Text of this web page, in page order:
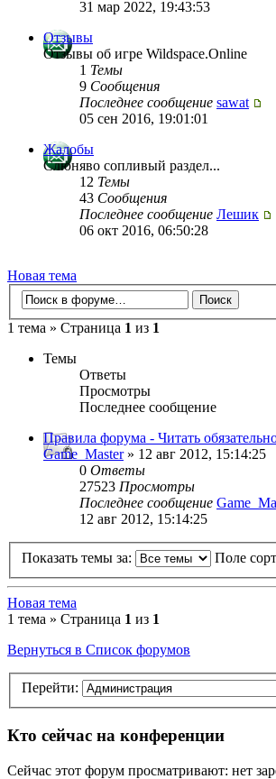
31 мар 2022, 19:43:53
Отзывы
Отзывы об игре Wildspace.Online
1 Темы
9 Сообщения
Последнее сообщение sawat
05 сен 2016, 19:01:01
Жалобы
Слюняво сопливый раздел...
12 Темы
43 Сообщения
Последнее сообщение Лешик
06 окт 2016, 06:50:28
Новая тема
1 тема » Страница 1 из 1
Темы
Ответы
Просмотры
Последнее сообщение
Правила форума - Читать
Game_Master» 12 авг 2012, 15:14:25
0 Ответы
27523 Просмотры
Последнее сообщение
12 авг 2012, 15:14:25
Показать темы за: Поле
Новая тема
1 тема » Страница 1 из 1
Вернуться в Список форумов
Перейти:
Кто сейчас на конференции
Сейчас этот форум просматривают: нет